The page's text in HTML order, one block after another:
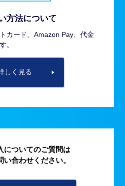
方法について
カード、Amazon Pay、代金
。
しく見る
についてのご質問は
い合わせください。